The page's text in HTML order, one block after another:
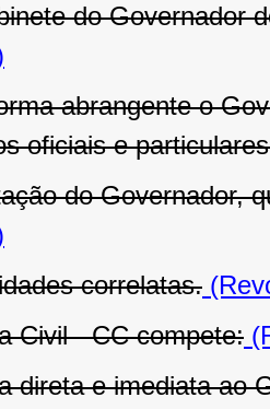
do Governador
abrangente o
oficiais e
do Governador,
correlatas.
Civil - CC compete:
direta e imediata ao